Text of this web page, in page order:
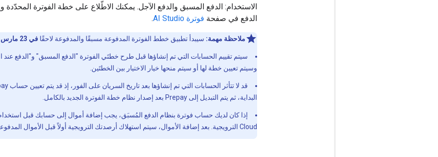
الاستخدام: الدفع المسبق والدفع الآجل. يمكنك الاطّلاع على خطة الفوترة المحدّدة
الدفع في صفحة فوترة AI Studio .
ملاحظة مهمة: سيبدأ تطبيق خطط الفوترة المدفوعة مسبقًا والمدفوعة لاحقًا في 23 مارس 2026
سيتم تقييم الحسابات التي تم إنشاؤها قبل طرح خطتَي الفوترة "الدفع المسبق" و"الدفع عند
وسيتم تعيين خطة لها أو سيتم منحها خيار الاختيار بين الخطتَين.
البداية، ثم يتم التبديل إلى Prepay بعد إصدار نظام خطة الفوترة الجديد بالكامل.
إذا كان لديك حساب فوترة بنظام الدفع المُسبَق، يجب إضافة أموال إلى حسابك قبل
Cloud الترويجية. بعد إضافة الأموال، سيتم استهلاك أرصدتك الترويجية أولاً قبل الأموال المدفوعة مسبقًا.